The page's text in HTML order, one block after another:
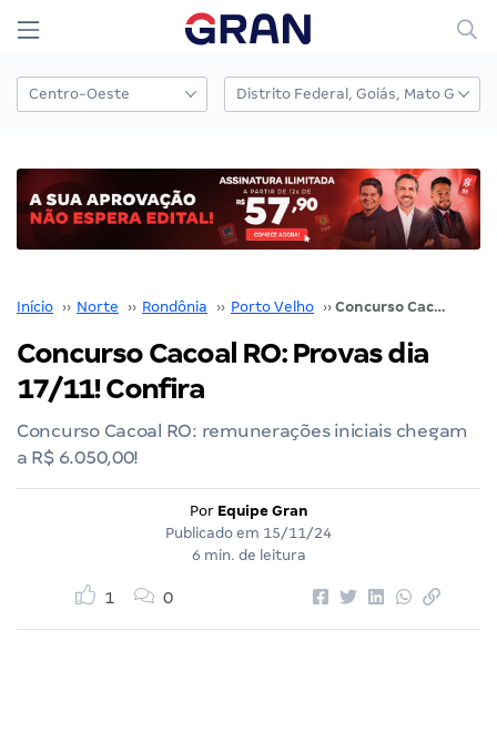
Início ›› Norte ›› Rondônia ›› Porto Velho ›› Concurso Cacoal RO: Provas dia 17/11! Confira
Concurso Cacoal RO: Provas dia
17/11! Confira
Concurso Cacoal RO: remunerações iniciais chegam
a R$ 6.050,00!
Por Equipe Gran
Publicado em 15/11/24
6 min. de leitura
1 0